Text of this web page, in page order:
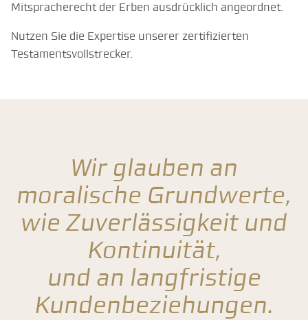
Mitspracherecht der Erben ausdrücklich angeordnet.
Nutzen Sie die Expertise unserer zertifizierten
Testamentsvollstrecker.
Wir glauben an
moralische Grundwerte,
wie Zuverlässigkeit und
Kontinuität,
und an langfristige
Kundenbeziehungen.